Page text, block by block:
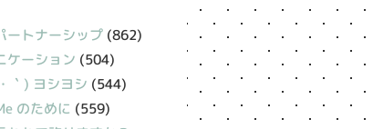
ートナーシップ (862)
ケーション (504)
｀) ヨシヨシ (544)
のために (559)